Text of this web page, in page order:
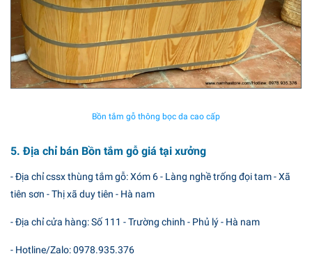
Bồn tắm gỗ thông bọc da cao cấp
5. Địa chỉ bán Bồn tắm gỗ giá tại xưởng
- Địa chỉ cssx thùng tắm gỗ: Xóm 6 - Làng nghề trống đọi tam - Xã
tiên sơn - Thị xã duy tiên - Hà nam
- Địa chỉ cửa hàng: Số 111 - Trường chinh - Phủ lý - Hà nam
- Hotline/Zalo: 0978.935.376